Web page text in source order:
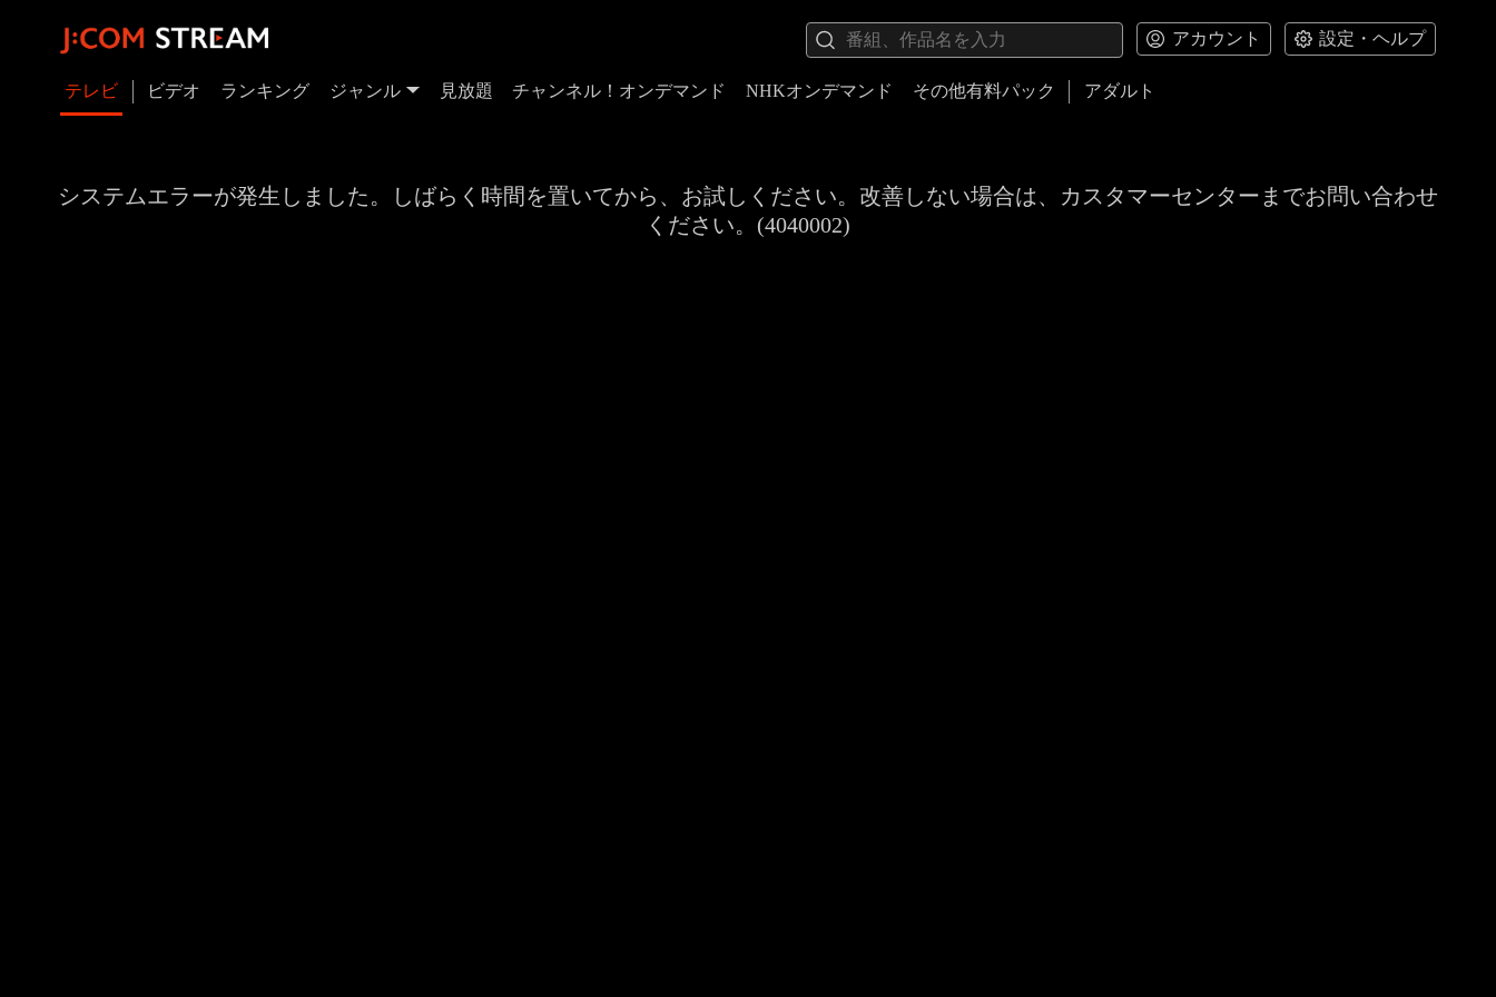
アカウント 設定・ヘルプ
テレビ ビデオ ランキング ジャンル 見放題 チャンネル！オンデマンド NHKオンデマンド その他有料パック アダルト
システムエラーが発生しました。しばらく時間を置いてから、お試しください。改善しない場合は、カスタマーセンターまでお問い合わせ
ください。(4040002)